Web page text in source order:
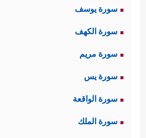
سورة يوسف
سورة الكهف
سورة مريم
سورة يس
سورة الواقعة
سورة الملك